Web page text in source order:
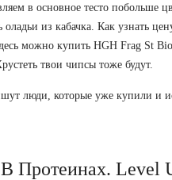
в основное тесто побольше
оладьи из кабачка. Как узнать
можно купить HGH Frag St
твои чипсы тоже будут.
люди, которые уже купили и
Протеинах. Level